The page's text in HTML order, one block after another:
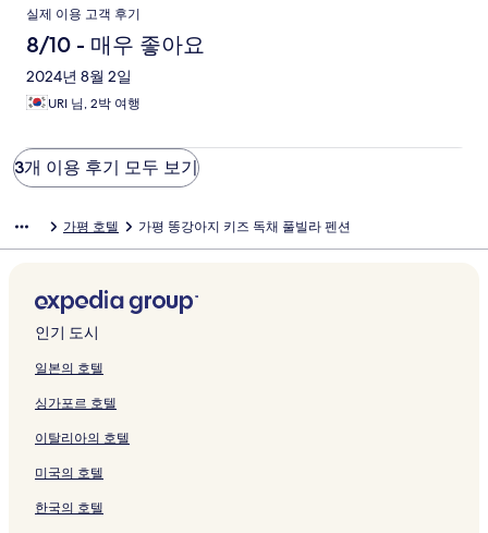
실제 이용 고객 후기
8/10 - 매우 좋아요
2024년 8월 2일
URI 님, 2박 여행
3개 이용 후기 모두 보기
가평 호텔 가평 똥강아지 키즈 독채 풀빌라 펜션
인기 도시
일본의 호텔
싱가포르 호텔
이탈리아의 호텔
미국의 호텔
한국의 호텔